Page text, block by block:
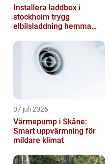
Installera laddbox i
stockholm trygg
elbilsladdning hemma
07 juli 2026
Värmepump i Skåne:
Smart uppvärmning för
mildare klimat